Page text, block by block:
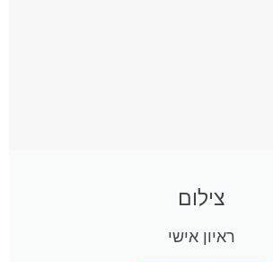
צילום
ראיון אישי